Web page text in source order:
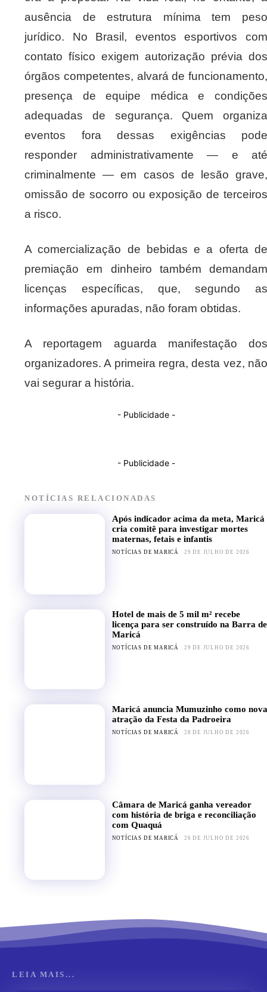
ausência de estrutura mínima tem peso
jurídico. No Brasil, eventos esportivos com
contato físico exigem autorização prévia dos
órgãos competentes, alvará de funcionamento,
presença de equipe médica e condições
adequadas de segurança. Quem organiza
eventos fora dessas exigências pode
responder administrativamente — e até
criminalmente — em casos de lesão grave,
omissão de socorro ou exposição de terceiros
a risco.
A comercialização de bebidas e a oferta de
premiação em dinheiro também demandam
licenças específicas, que, segundo as
informações apuradas, não foram obtidas.
A reportagem aguarda manifestação dos
organizadores. A primeira regra, desta vez, não
vai segurar a história.
- Publicidade -
- Publicidade -
NOTÍCIAS RELACIONADAS
Após indicador acima da meta, Maricá
cria comitê para investigar mortes
maternas, fetais e infantis
NOTÍCIAS DE MARICÁ 29 DE JULHO DE 2026
Hotel de mais de 5 mil m² recebe
licença para ser construído na Barra de
Maricá
NOTÍCIAS DE MARICÁ 29 DE JULHO DE 2026
Maricá anuncia Mumuzinho como nova
atração da Festa da Padroeira
NOTÍCIAS DE MARICÁ 28 DE JULHO DE 2026
Câmara de Maricá ganha vereador
com história de briga e reconciliação
com Quaquá
NOTÍCIAS DE MARICÁ 26 DE JULHO DE 2026
LEIA MAIS...